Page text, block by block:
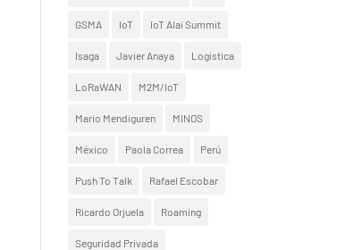
GSMA IoT IoT Alai Summit
Isaga Javier Anaya Logística
LoRaWAN M2M/IoT
Mario Mendiguren MINOS
México Paola Correa Perú
Push To Talk Rafael Escobar
Ricardo Orjuela Roaming
Seguridad Privada